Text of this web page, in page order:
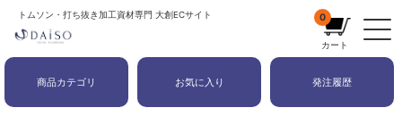
トムソン・打ち抜き加工資材専門 大創ECサイト 0
カート
商品カテゴリ お気に入り 発注履歴